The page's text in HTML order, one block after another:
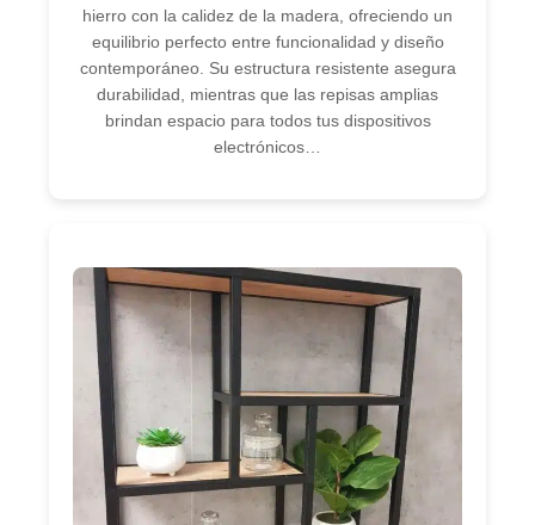
hierro con la calidez de la madera, ofreciendo un
equilibrio perfecto entre funcionalidad y diseño
contemporáneo. Su estructura resistente asegura
durabilidad, mientras que las repisas amplias
brindan espacio para todos tus dispositivos
electrónicos…